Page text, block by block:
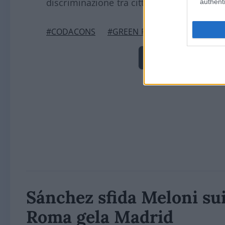
discriminazione tra cittadini”.
#CODACONS #GREEN PASS
Sánchez sfida Meloni
Roma gela Madrid